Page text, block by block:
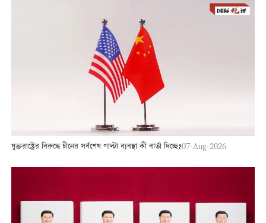
যুক্তরাষ্ট্রের বিরুদ্ধে চীনের সর্বশেষ পাল্টা ব্যবস্থা কী বার্তা দিচ্ছে?07-Aug-2026